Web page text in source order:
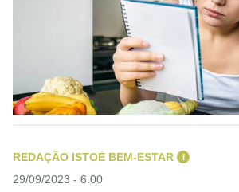
REDAÇÃO ISTOÉ BEM-ESTAR i
29/09/2023 - 6:00